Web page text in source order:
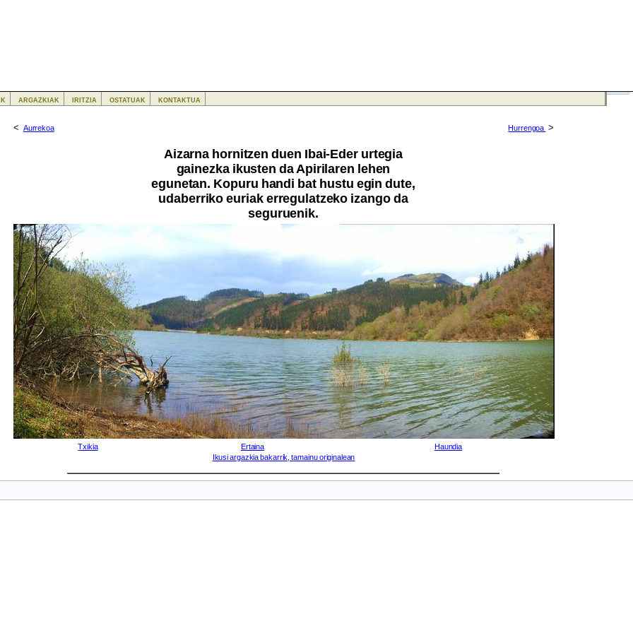
< Aurrekoa
Aizarna hornitzen duen Ibai-Eder urtegia
gainezka ikusten da Apirilaren lehen
egunetan. Kopuru handi bat hustu egin dute,
udaberriko euriak erregulatzeko izango da
seguruenik.
Hurrengoa >
Txikia Ertaina
Haundia
Ikusi argazkia bakarrik, tamainu originalean
argazkiak iritzia ostatuak kontaktua